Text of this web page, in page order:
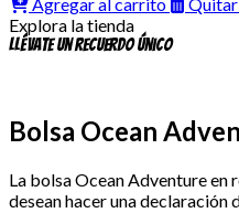
Explora la tienda
Llévate un recuerdo único
Bolsa Ocean
La bolsa Ocean Adventure en
desean hacer una declaración